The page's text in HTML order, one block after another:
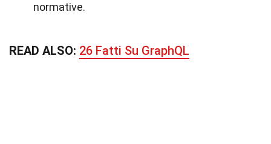
normative.
READ ALSO: 26 Fatti Su GraphQL